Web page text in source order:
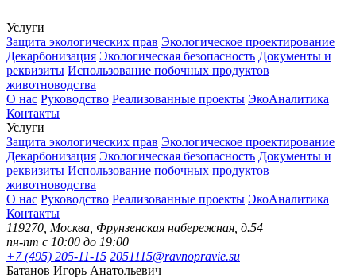
Услуги
Защита экологических прав Экологическое проектирование
Декарбонизация Экологическая безопасность Документы и
реквизиты Использование побочных продуктов
животноводства
О нас Руководство Реализованные проекты ЭкоАналитика
Контакты
Услуги
Защита экологических прав Экологическое проектирование
Декарбонизация Экологическая безопасность Документы и
реквизиты Использование побочных продуктов
животноводства
О нас Руководство Реализованные проекты ЭкоАналитика
Контакты
119270, Москва, Фрунзенская набережная, д.54
пн-пт с 10:00 до 19:00
+7 (495) 205-11-15 2051115@ravnopravie.su
Батанов Игорь Анатольевич